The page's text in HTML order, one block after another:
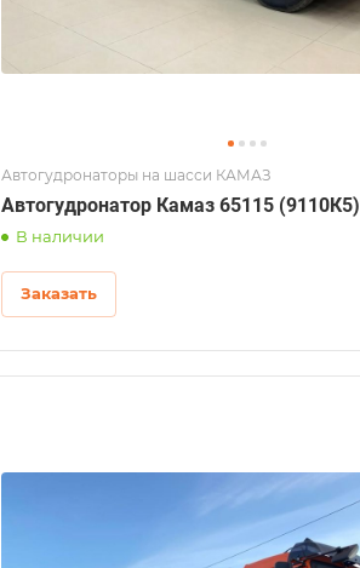
Автогудронаторы на шасси КАМАЗ
Автогудронатор Камаз 65115 (9110К5)
В наличии
Заказать